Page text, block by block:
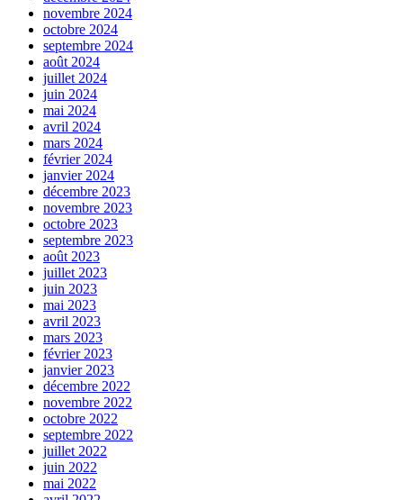
novembre 2024
octobre 2024
septembre 2024
août 2024
juillet 2024
juin 2024
mai 2024
avril 2024
mars 2024
février 2024
janvier 2024
décembre 2023
novembre 2023
octobre 2023
septembre 2023
août 2023
juillet 2023
juin 2023
mai 2023
avril 2023
mars 2023
février 2023
janvier 2023
décembre 2022
novembre 2022
octobre 2022
septembre 2022
juillet 2022
juin 2022
mai 2022